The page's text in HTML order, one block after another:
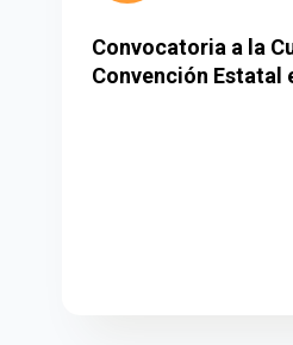
Convocatoria a la
Convención Estatal